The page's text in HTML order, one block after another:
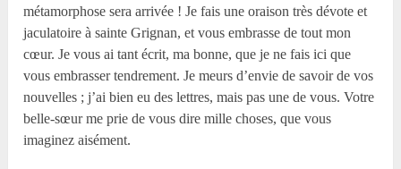
métamorphose sera arrivée ! Je fais une oraison très dévote et
jaculatoire à sainte Grignan, et vous embrasse de tout mon
cœur. Je vous ai tant écrit, ma bonne, que je ne fais ici que
vous embrasser tendrement. Je meurs d’envie de savoir de vos
nouvelles ; j’ai bien eu des lettres, mais pas une de vous. Votre
belle-sœur me prie de vous dire mille choses, que vous
imaginez aisément.